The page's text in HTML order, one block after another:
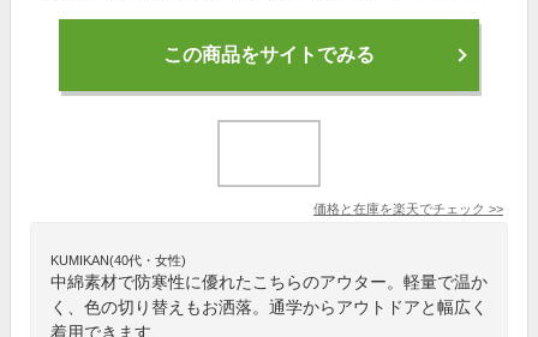
この商品をサイトでみる
価格と在庫を楽天でチェック >>
KUMIKAN(40代・女性)
中綿素材で防寒性に優れたこちらのアウター。軽量で温か
く、色の切り替えもお洒落。通学からアウトドアと幅広く
着用できます